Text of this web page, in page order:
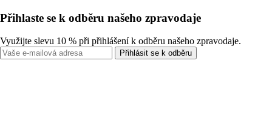
Přihlaste se k odběru našeho zpravodaje
Využijte slevu 10 % při přihlášení k odběru našeho zpravodaje.
Přihlásit se k odběru